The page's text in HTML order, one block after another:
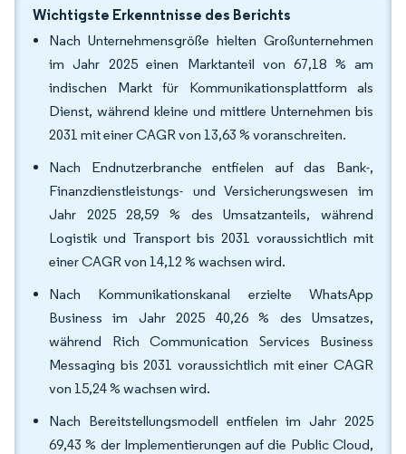
Wichtigste Erkenntnisse des Berichts
Nach Unternehmensgröße hielten Großunternehmen
im Jahr 2025 einen Marktanteil von 67,18 % am
indischen Markt für Kommunikationsplattform als
Dienst, während kleine und mittlere Unternehmen bis
2031 mit einer CAGR von 13,63 % voranschreiten.
Nach Endnutzerbranche entfielen auf das Bank-,
Finanzdienstleistungs- und Versicherungswesen im
Jahr 2025 28,59 % des Umsatzanteils, während
Logistik und Transport bis 2031 voraussichtlich mit
einer CAGR von 14,12 % wachsen wird.
Nach Kommunikationskanal erzielte WhatsApp
Business im Jahr 2025 40,26 % des Umsatzes,
während Rich Communication Services Business
Messaging bis 2031 voraussichtlich mit einer CAGR
von 15,24 % wachsen wird.
Nach Bereitstellungsmodell entfielen im Jahr 2025
69,43 % der Implementierungen auf die Public Cloud,